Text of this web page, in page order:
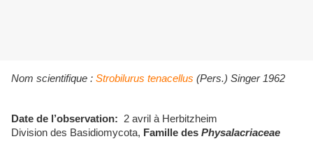
Nom scientifique : Strobilurus tenacellus (Pers.) Singer 1962
Date de l’observation: 2 avril à Herbitzheim
Division des Basidiomycota, Famille des Physalacriaceae